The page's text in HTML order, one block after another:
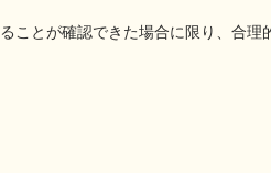
ことが確認できた場合に限り、合理